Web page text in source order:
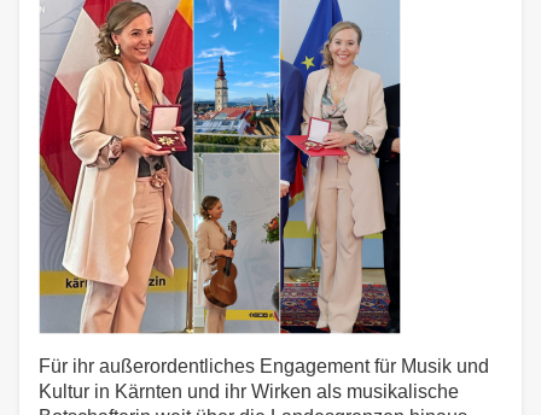
Für ihr außerordentliches Engagement für Musik und
Kultur in Kärnten und ihr Wirken als musikalische